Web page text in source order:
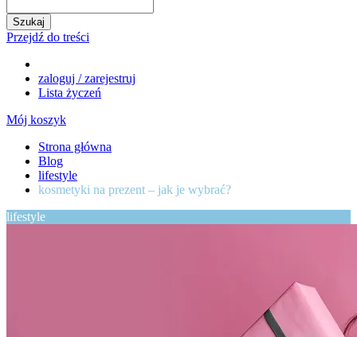
Szukaj
Przejdź do treści
zaloguj / zarejestruj
Lista życzeń
Mój koszyk
Strona główna
Blog
lifestyle
kosmetyki na prezent – jak je wybrać?
lifestyle